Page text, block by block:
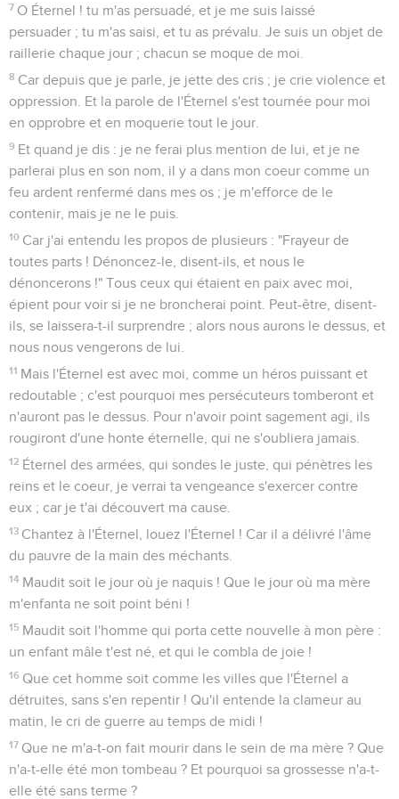
7 O Éternel ! tu m'as persuadé, et je me suis laissé
persuader ; tu m'as saisi, et tu as prévalu. Je suis un objet de
raillerie chaque jour ; chacun se moque de moi.
8 Car depuis que je parle, je jette des cris ; je crie violence et
oppression. Et la parole de l'Éternel s'est tournée pour moi
en opprobre et en moquerie tout le jour.
9 Et quand je dis : je ne ferai plus mention de lui, et je ne
parlerai plus en son nom, il y a dans mon coeur comme un
feu ardent renfermé dans mes os ; je m'efforce de le
contenir, mais je ne le puis.
10 Car j'ai entendu les propos de plusieurs : "Frayeur de
toutes parts ! Dénoncez-le, disent-ils, et nous le
dénoncerons !" Tous ceux qui étaient en paix avec moi,
épient pour voir si je ne broncherai point. Peut-être, disent-
ils, se laissera-t-il surprendre ; alors nous aurons le dessus, et
nous nous vengerons de lui.
11 Mais l'Éternel est avec moi, comme un héros puissant et
redoutable ; c'est pourquoi mes persécuteurs tomberont et
n'auront pas le dessus. Pour n'avoir point sagement agi, ils
rougiront d'une honte éternelle, qui ne s'oubliera jamais.
12 Éternel des armées, qui sondes le juste, qui pénètres les
reins et le coeur, je verrai ta vengeance s'exercer contre
eux ; car je t'ai découvert ma cause.
13 Chantez à l'Éternel, louez l'Éternel ! Car il a délivré l'âme
du pauvre de la main des méchants.
14 Maudit soit le jour où je naquis ! Que le jour où ma mère
m'enfanta ne soit point béni !
15 Maudit soit l'homme qui porta cette nouvelle à mon père :
un enfant mâle t'est né, et qui le combla de joie !
16 Que cet homme soit comme les villes que l'Éternel a
détruites, sans s'en repentir ! Qu'il entende la clameur au
matin, le cri de guerre au temps de midi !
17 Que ne m'a-t-on fait mourir dans le sein de ma mère ? Que
n'a-t-elle été mon tombeau ? Et pourquoi sa grossesse n'a-t-
elle été sans terme ?